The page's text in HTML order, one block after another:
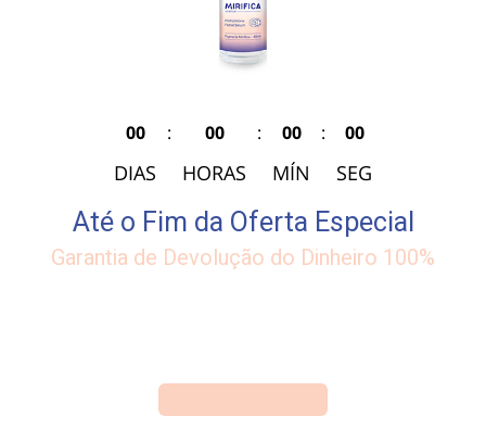
00
DIAS
: 00
HORAS
: 00
MÍN
: 00
SEG
Até o Fim da Oferta Especial
Garantia de Devolução do Dinheiro 100%